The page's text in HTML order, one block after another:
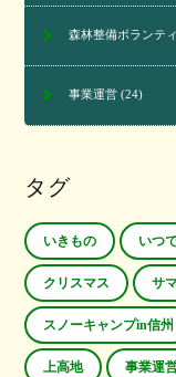
森林整備ボランテ
事業運営(24)
タグ
いきもの いつ
クリスマス サ
スノーキャンプin信州
上高地 事業運